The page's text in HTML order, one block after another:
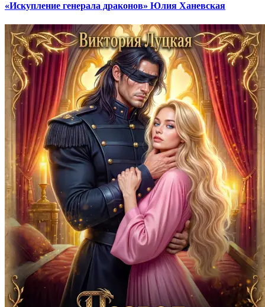
«Искупление генерала драконов» Юлия Ханевская